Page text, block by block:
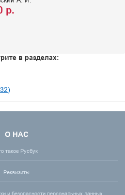
р.
в разделах:
О НАС
такое Русбук
Реквизиты
и безопасности персональных данных